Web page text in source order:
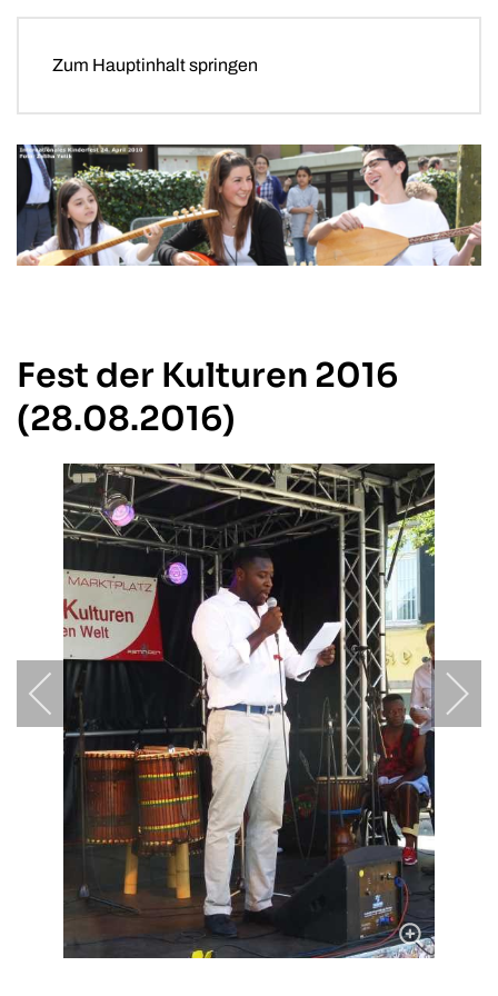
Zum Hauptinhalt springen
Fest der Kulturen 2016
(28.08.2016)